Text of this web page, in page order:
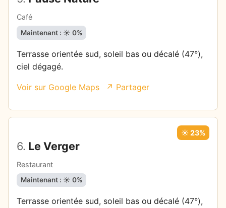
Café
Maintenant : ☀️ 0%
Terrasse orientée sud, soleil bas ou décalé (47°),
ciel dégagé.
Voir sur Google Maps ↗ Partager
6. Le Verger
Restaurant
☀️ 23%
Maintenant : ☀️ 0%
Terrasse orientée sud, soleil bas ou décalé (47°),